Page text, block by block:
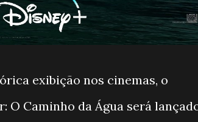
exibição nos cinemas, o
O Caminho da Água será